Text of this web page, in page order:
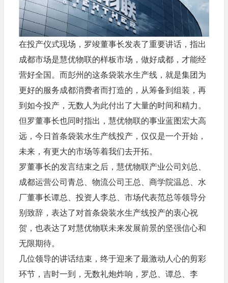
在投产仪式现场，罗竣董事长发表了重要讲话，指出
成都市场是慧优物联的样板市场，做好成都，才能经
营好全国。而彭州的这条袋装水生产线，就是集团为
更好的服务成都消费者而打造的，从筹备到组装，再
到如今投产，无数人为此付出了大量的时间和精力。
但罗董事长也同时指出，慧优物联的事业蓝图宏大高
远，今日首条袋装水生产线投产，仅仅是一个开始，
未来，有更大的市场等着我们去开拓。
罗董事长的发言结束之后，慧优物联产业公司刘总、
成都运营公司青总、物流公司王总、商学院温总、水
厂董事长谭总、投资人李总、市场代表范总等领导分
别致辞，表达了对首条袋装水生产线投产的衷心祝
贺，也表达了对慧优物联未来发展前景的坚强信心和
无限期待。
几位领导的讲话结束，终于迎来了最激动人心的剪彩
环节，吉时一到，无数礼炮炸响，罗总、谭总、李